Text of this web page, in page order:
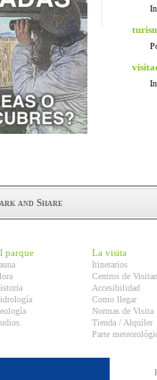
parque La visita
Itinerarios
Centros de
Accesibilidad
Como llegar
Normas de Visita
Tienda / Alquiler
Parte